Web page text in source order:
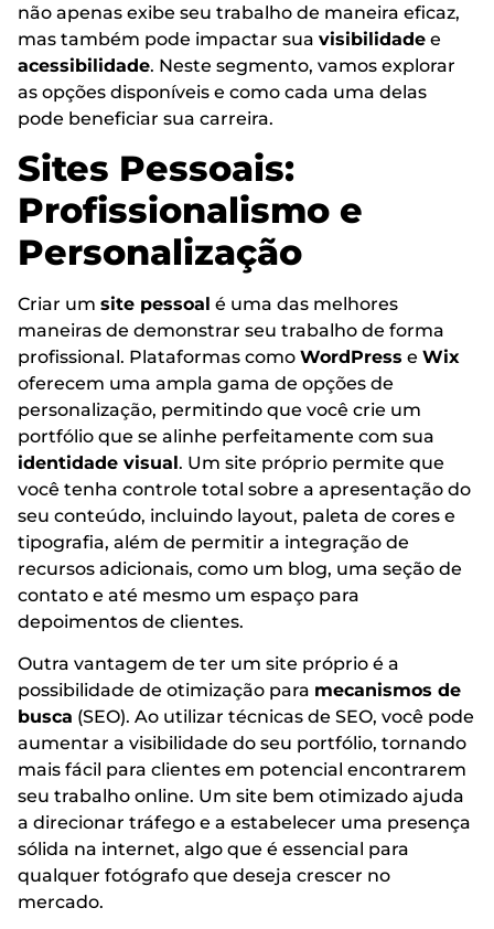
não apenas exibe seu trabalho de maneira eficaz,
mas também pode impactar sua visibilidade e
acessibilidade. Neste segmento, vamos explorar
as opções disponíveis e como cada uma delas
pode beneficiar sua carreira.
Sites Pessoais:
Profissionalismo e
Personalização
Criar um site pessoal é uma das melhores
maneiras de demonstrar seu trabalho de forma
profissional. Plataformas como WordPress e Wix
oferecem uma ampla gama de opções de
personalização, permitindo que você crie um
portfólio que se alinhe perfeitamente com sua
identidade visual. Um site próprio permite que
você tenha controle total sobre a apresentação do
seu conteúdo, incluindo layout, paleta de cores e
tipografia, além de permitir a integração de
recursos adicionais, como um blog, uma seção de
contato e até mesmo um espaço para
depoimentos de clientes.
Outra vantagem de ter um site próprio é a
possibilidade de otimização para mecanismos de
busca (SEO). Ao utilizar técnicas de SEO, você pode
aumentar a visibilidade do seu portfólio, tornando
mais fácil para clientes em potencial encontrarem
seu trabalho online. Um site bem otimizado ajuda
a direcionar tráfego e a estabelecer uma presença
sólida na internet, algo que é essencial para
qualquer fotógrafo que deseja crescer no
mercado.